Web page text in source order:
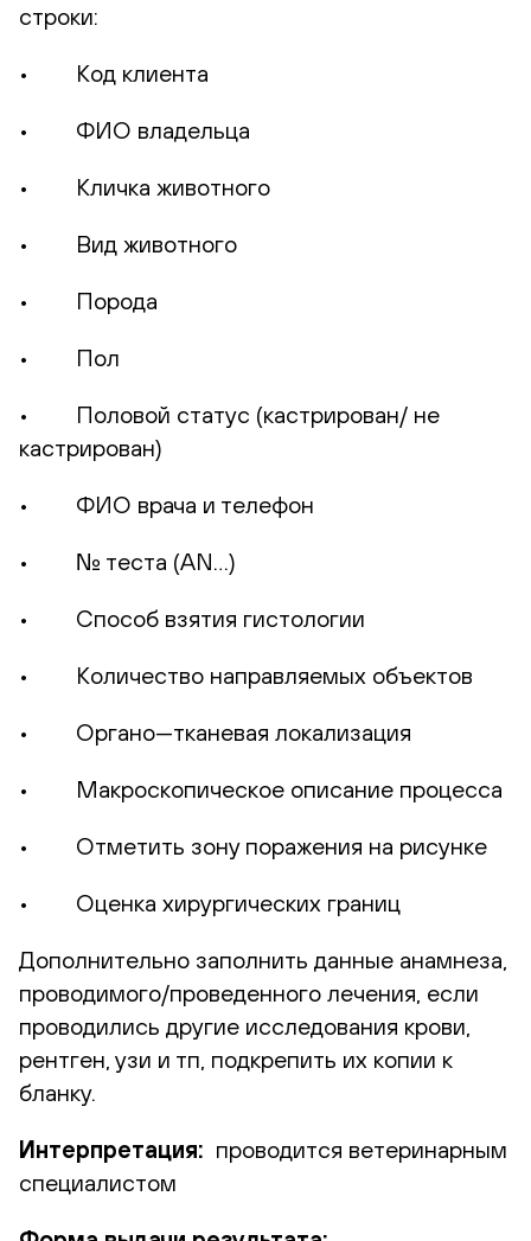
строки:
• Код клиента
• ФИО владельца
• Кличка животного
• Вид животного
• Порода
• Пол
• Половой статус (кастрирован/ не
кастрирован)
• ФИО врача и телефон
• № теста (AN…)
• Способ взятия гистологии
• Количество направляемых объектов
• Органо—тканевая локализация
• Макроскопическое описание процесса
• Отметить зону поражения на рисунке
• Оценка хирургических границ
Дополнительно заполнить данные анамнеза,
проводимого/проведенного лечения, если
проводились другие исследования крови,
рентген, узи и тп, подкрепить их копии к
бланку.
Интерпретация: проводится ветеринарным
специалистом